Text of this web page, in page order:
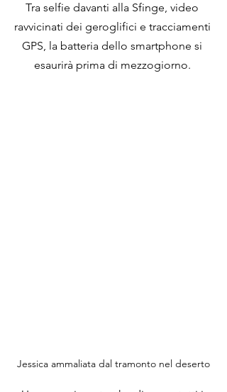
Tra selfie davanti alla Sfinge, video
ravvicinati dei geroglifici e tracciamenti
GPS, la batteria dello smartphone si
esaurirà prima di mezzogiorno.
Jessica ammaliata dal tramonto nel deserto